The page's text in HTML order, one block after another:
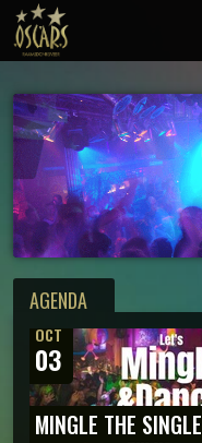
AGENDA
OCT
03
MINGLE THE SINGLE